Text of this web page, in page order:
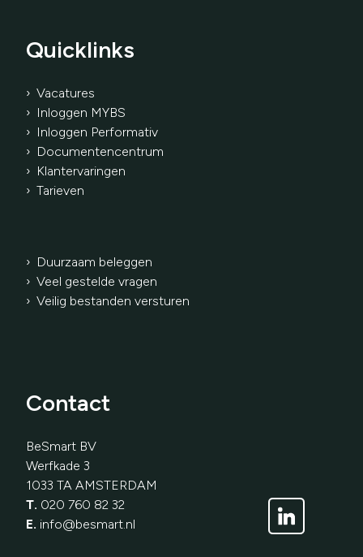
Quicklinks
› Vacatures
› Inloggen MYBS
› Inloggen Performativ
› Documentencentrum
› Klantervaringen
› Tarieven
› Duurzaam beleggen
› Veel gestelde vragen
› Veilig bestanden versturen
Contact
BeSmart BV
Werfkade 3
1033 TA AMSTERDAM
T. 020 760 82 32
E. info@besmart.nl